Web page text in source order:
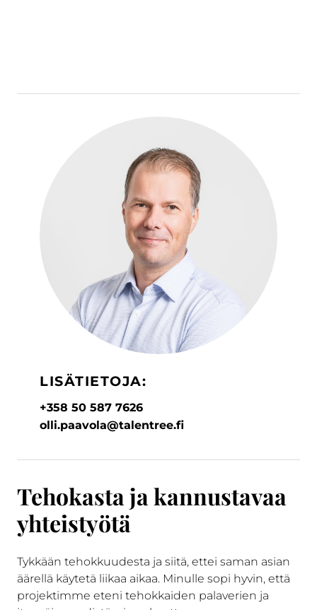
LISÄTIETOJA:
+358 50 587 7626
olli.paavola@talentree.fi
Tehokasta ja kannustavaa
yhteistyötä
Tykkään tehokkuudesta ja siitä, ettei saman asian
äärellä käytetä liikaa aikaa. Minulle sopi hyvin, että
projektimme eteni tehokkaiden palaverien ja